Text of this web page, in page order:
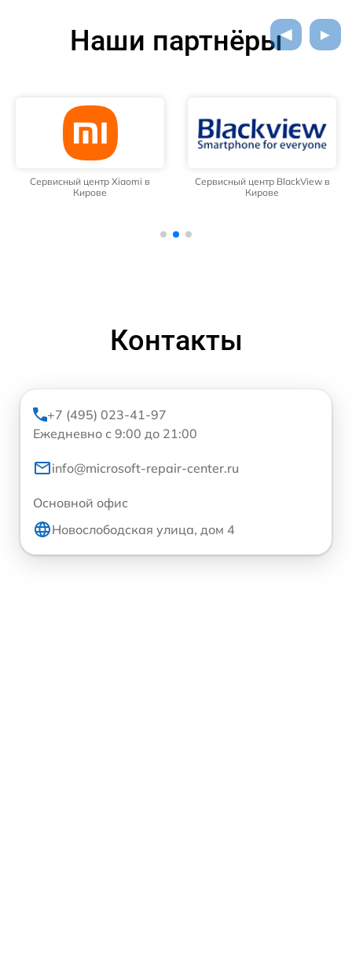
Наши партнёры
Сервисный центр Xiaomi в
Кирове
Сервисный центр BlackView в
Кирове
Контакты
+7 (495) 023-41-97
Ежедневно с 9:00 до 21:00
info@microsoft-repair-center.ru
Основной офис
Новослободская улица, дом 4